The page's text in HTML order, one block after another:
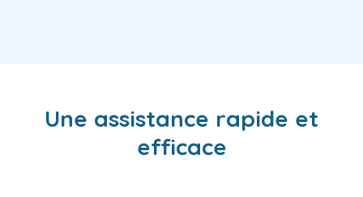
Une assistance rapide et
efficace